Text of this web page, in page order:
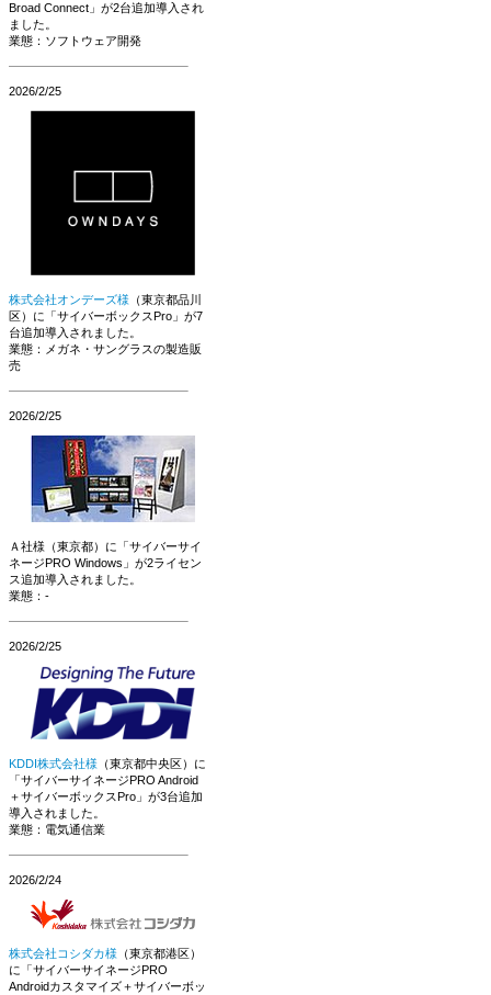
Broad Connect」が2台追加導入され
ました。
業態：ソフトウェア開発
2026/2/25
株式会社オンデーズ様 （東京都品川
区）に「サイバーボックスPro」が7
台追加導入されました。
業態：メガネ・サングラスの製造販
売
2026/2/25
Ａ社様（東京都）に「サイバーサイ
ネージPRO Windows」が2ライセン
ス追加導入されました。
業態：-
2026/2/25
KDDI株式会社様 （東京都中央区）に
「サイバーサイネージPRO Android
＋サイバーボックスPro」が3台追加
導入されました。
業態：電気通信業
2026/2/24
株式会社コシダカ様 （東京都港区）
に「サイバーサイネージPRO
Androidカスタマイズ＋サイバーボッ